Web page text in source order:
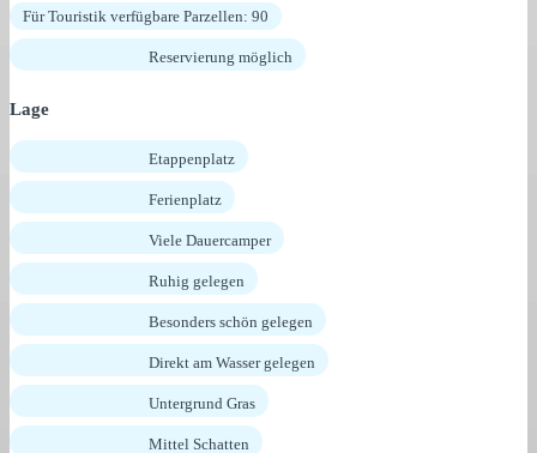
Für Touristik verfügbare Parzellen: 90
Reservierung möglich
Lage
Etappenplatz
Ferienplatz
Viele Dauercamper
Ruhig gelegen
Besonders schön gelegen
Direkt am Wasser gelegen
Untergrund Gras
Mittel Schatten